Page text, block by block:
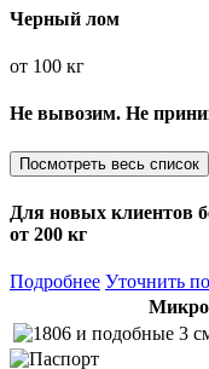
Черный лом
от 100 кг
Не вывозим. Не
Посмотреть весь список
Для новых клиентов
от 200 кг
Подробнее Уточнить